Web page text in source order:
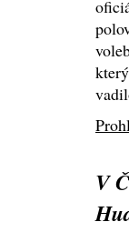
V